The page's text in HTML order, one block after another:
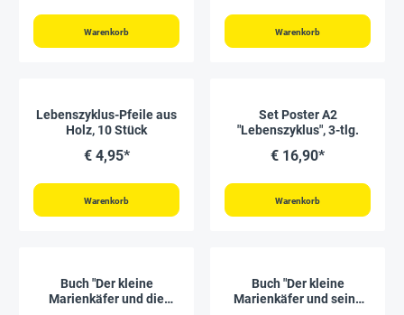
Warenkorb Warenkorb
Lebenszyklus-Pfeile aus
Holz, 10 Stück
€ 4,95*
Warenkorb
Set Poster A2
"Lebenszyklus", 3-tlg.
€ 16,90*
Warenkorb
Buch "Der kleine
Marienkäfer und die
Buch "Der kleine
Marienkäfer und seine